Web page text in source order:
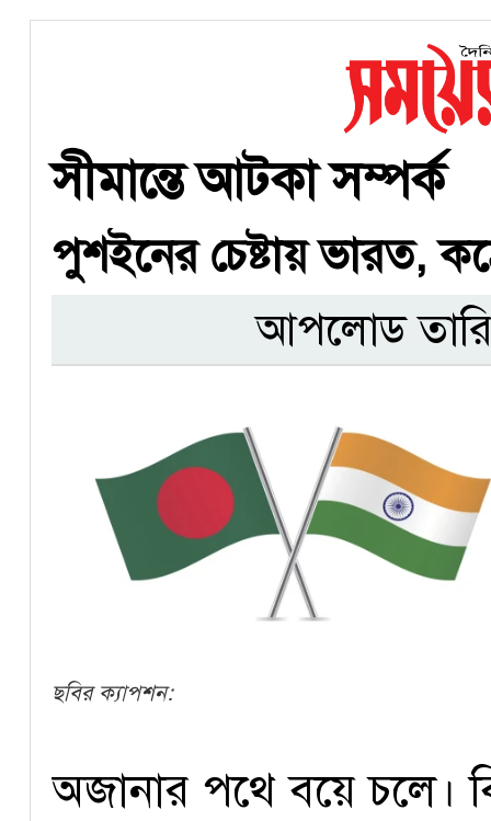
সীমান্তে আটকা সম্পর্ক
পুশইনের চেষ্টায় ভারত,
আপলোড
ছবির ক্যাপশন:
অজানার পথে বয়ে চলে।